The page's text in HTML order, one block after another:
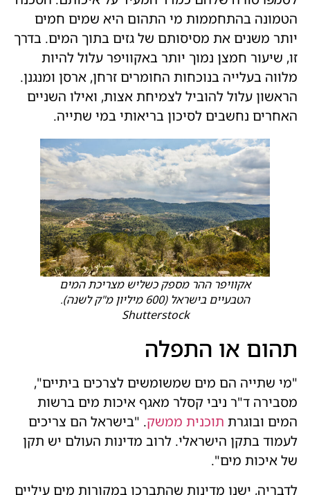
הטמונה בהתחממות מי התהום היא שמים חמים
יותר משנים את מסיסותם של גזים בתוך המים. בדרך
זו, שיעור חמצן נמוך יותר באקוויפר עלול להיות
מלווה בעלייה בנוכחות החומרים זרחן, ארסן ומנגנן.
הראשון עלול להוביל לצמיחת אצות, ואילו השניים
האחרים נחשבים לסיכון בריאותי במי שתייה.
אקוויפר ההר מספק כשליש מצריכת המים
הטבעיים בישראל (600 מיליון מ"ק לשנה).
Shutterstock
תהום או התפלה
"מי שתייה הם מים שמשומשים לצרכים ביתיים",
מסבירה ד"ר ניבי קסלר מאגף איכות מים ברשות
המים ובוגרת תוכנית ממשק. "בישראל הם צריכים
לעמוד בתקן הישראלי. לרוב מדינות העולם יש תקן
של איכות מים".
לדבריה, ישנן מדינות שהתברכו במקורות מים עיליים